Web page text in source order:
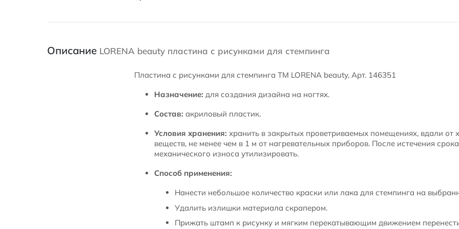
Описание LORENA beauty пластина с рисунками для стемпинга
Пластина с рисунками для стемпинга ТМ LORENA beauty, Арт. 146351
Назначение: для создания дизайна на ногтях.
Состав: акриловый пластик.
Условия хранения: хранить в закрытых проветриваемых помещениях, вдали от
веществ, не менее чем в 1 м от нагревательных приборов. После истечения
механического износа утилизировать.
Способ применения:
Нанести небольшое количество краски или лака для стемпинга на
Удалить излишки материала скрапером.
Прижать штамп к рисунку и мягким перекатывающим движением